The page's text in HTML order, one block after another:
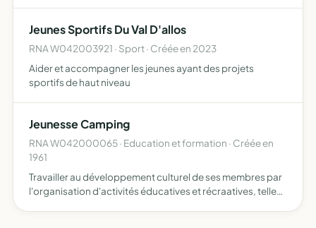
Jeunes Sportifs Du Val D'allos
RNA W042003921 · Sport · Créée en 2023
Aider et accompagner les jeunes ayant des projets
sportifs de haut niveau
Jeunesse Camping
RNA W042000065 · Education et formation · Créée en
1961
Travailler au développement culturel de ses membres par
l'organisation d'activités éducatives et récraatives, telles